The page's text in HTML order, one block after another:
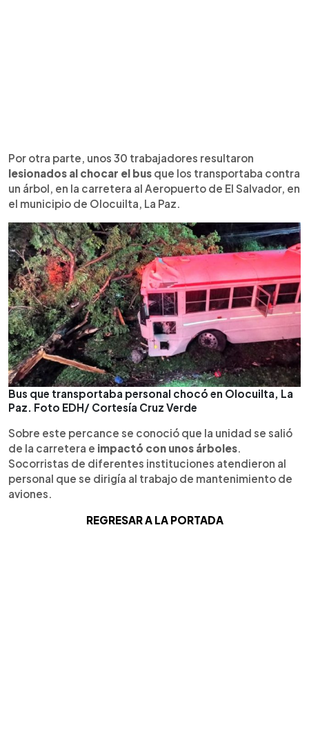
Por otra parte, unos 30 trabajadores resultaron
lesionados al chocar el bus que los transportaba contra
un árbol, en la carretera al Aeropuerto de El Salvador, en
el municipio de Olocuilta, La Paz.
Bus que transportaba personal chocó en Olocuilta, La
Paz. Foto EDH/ Cortesía Cruz Verde
Sobre este percance se conoció que la unidad se salió
de la carretera e impactó con unos árboles.
Socorristas de diferentes instituciones atendieron al
personal que se dirigía al trabajo de mantenimiento de
aviones.
REGRESAR A LA PORTADA